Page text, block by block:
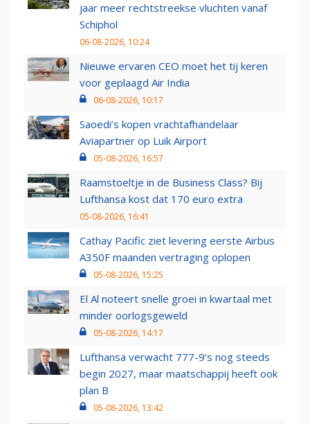
jaar meer rechtstreekse vluchten vanaf
Schiphol
06-08-2026, 10:24
Nieuwe ervaren CEO moet het tij keren
voor geplaagd Air India
06-08-2026, 10:17
Saoedi’s kopen vrachtafhandelaar
Aviapartner op Luik Airport
05-08-2026, 16:57
Raamstoeltje in de Business Class? Bij
Lufthansa kost dat 170 euro extra
05-08-2026, 16:41
Cathay Pacific ziet levering eerste Airbus
A350F maanden vertraging oplopen
05-08-2026, 15:25
El Al noteert snelle groei in kwartaal met
minder oorlogsgeweld
05-08-2026, 14:17
Lufthansa verwacht 777-9’s nog steeds
begin 2027, maar maatschappij heeft ook
plan B
05-08-2026, 13:42